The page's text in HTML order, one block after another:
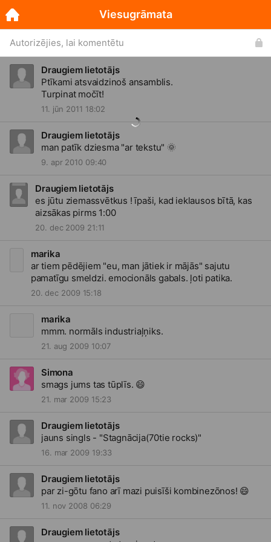
Autorizējies, lai komentētu
Draugiem lietotājs
Ptīkami atsvaidzinoš ansamblis.
Turpinat močīt!
11. jūn 2011 18:02
Draugiem lietotājs
man patīk dziesma "ar tekstu" 🌞
9. apr 2010 09:40
Draugiem lietotājs
es jūtu ziemassvētkus ! īpaši, kad ieklausos bītā, kas
aizsākas pirms 1:00
20. dec 2009 21:11
marika
ar tiem pēdējiem "eu, man jātiek ir mājās" sajutu
pamatīgu smeldzi. emocionāls gabals. ļoti patika.
20. dec 2009 15:18
marika
mmm. normāls industriaļņiks.
21. aug 2009 10:07
Simona
smags jums tas tūplīs. 😄
21. mar 2009 15:23
Draugiem lietotājs
jauns singls - "Stagnācija(70tie rocks)"
16. mar 2009 19:33
Draugiem lietotājs
par zi-gōtu fano arī mazi puisīši kombinezōnos! 😄
11. nov 2008 06:29
Draugiem lietotājs
Viesugrāmata